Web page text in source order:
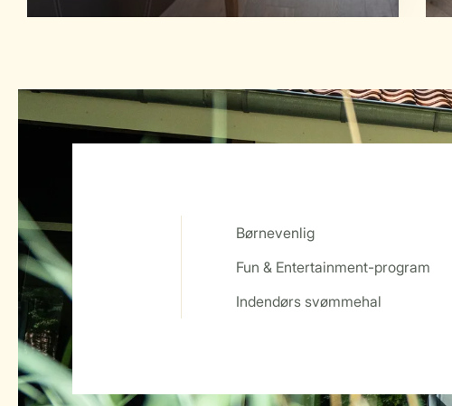
Service Rating from our guests
Børnevenlig
Fun & Entertainment-program
Indendørs svømmehal